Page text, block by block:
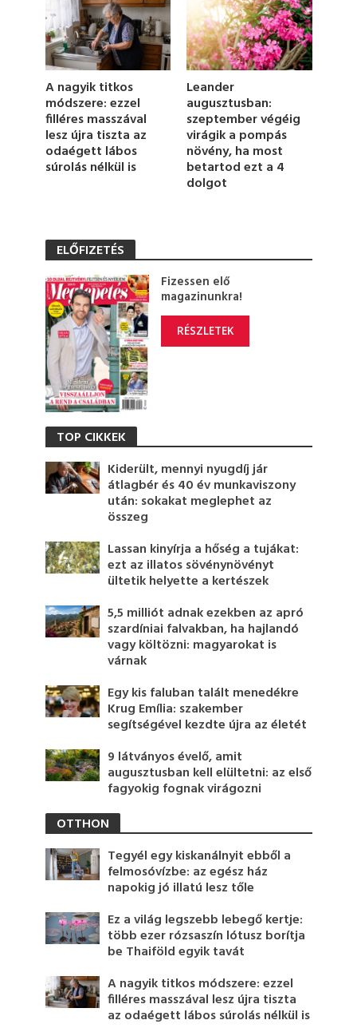
1
s
e
c
o
d
s
A nagyik titkos
módszere: ezzel
filléres masszával
lesz újra tiszta az
odaégett lábos
súrolás nélkül is
Leander
augusztusban:
szeptember végéig
virágik a pompás
növény, ha most
betartod ezt a 4
dolgot
ELŐFIZETÉS
Fizessen elő
magazinunkra!
RÉSZLETEK
TOP CIKKEK
Kiderült, mennyi nyugdíj jár
átlagbér és 40 év munkaviszony
után: sokakat meglephet az
összeg
Lassan kinyírja a hőség a tujákat:
ezt az illatos sövénynövényt
ültetik helyette a kertészek
5,5 milliót adnak ezekben az apró
szardíniai falvakban, ha hajlandó
vagy költözni: magyarokat is
várnak
Egy kis faluban talált menedékre
Krug Emília: szakember
segítségével kezdte újra az életét
9 látványos évelő, amit
augusztusban kell elültetni: az első
fagyokig fognak virágozni
OTTHON
Tegyél egy kiskanálnyit ebből a
felmosóvízbe: az egész ház
napokig jó illatú lesz tőle
Ez a világ legszebb lebegő kertje:
több ezer rózsaszín lótusz borítja
be Thaiföld egyik tavát
A nagyik titkos módszere: ezzel
filléres masszával lesz újra tiszta
az odaégett lábos súrolás nélkül is